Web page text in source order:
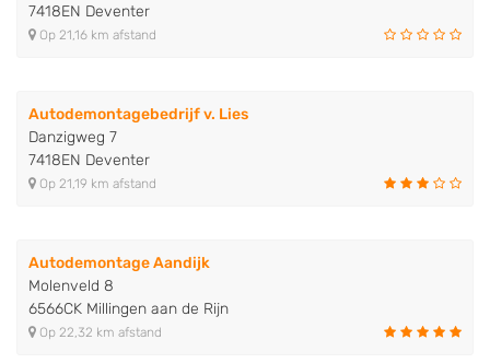
7418EN Deventer
Op 21,16 km afstand
Autodemontagebedrijf v. Lies
Danzigweg 7
7418EN Deventer
Op 21,19 km afstand
Autodemontage Aandijk
Molenveld 8
6566CK Millingen aan de Rijn
Op 22,32 km afstand